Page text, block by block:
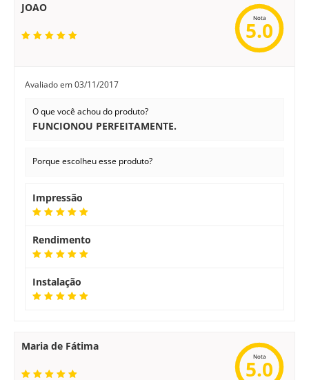
JOAO
Nota
5.0
Avaliado em03/11/2017
O que você achou do produto?
FUNCIONOU PERFEITAMENTE.
Porque escolheu esse produto?
Impressão
Rendimento
Instalação
Maria de Fátima
Nota
5.0